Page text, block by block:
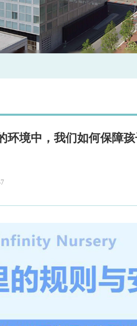
环境中，我们如何保障